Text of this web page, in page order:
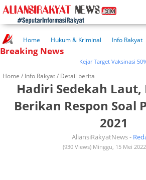
Home Hukum & Kriminal Info Rakyat
Kuliner Rakyat
Wisata Rakyat
Kesehatan
Breaking News
Kejar Target Vaksinasi 50%,
Home / Info Rakyat/ Detail berita
Hadiri Sedekah
Berikan Respon Soal
2021
AliansiRakyatNews -
(930 Views) Minggu, 15 Mei